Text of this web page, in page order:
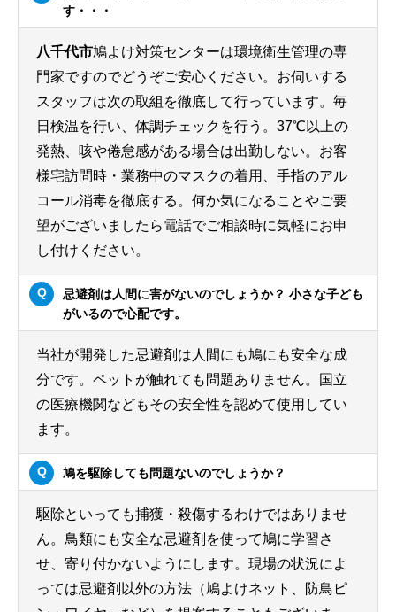
す・・・
八千代市鳩よけ対策センターは環境衛生管理の専
門家ですのでどうぞご安心ください。お伺いする
スタッフは次の取組を徹底して行っています。毎
日検温を行い、体調チェックを行う。37℃以上の
発熱、咳や倦怠感がある場合は出勤しない。お客
様宅訪問時・業務中のマスクの着用、手指のアル
コール消毒を徹底する。何か気になることやご要
望がございましたら電話でご相談時に気軽にお申
し付けください。
忌避剤は人間に害がないのでしょうか？ 小さな子ども
がいるので心配です。
当社が開発した忌避剤は人間にも鳩にも安全な成
分です。ペットが触れても問題ありません。国立
の医療機関などもその安全性を認めて使用してい
ます。
鳩を駆除しても問題ないのでしょうか？
駆除といっても捕獲・殺傷するわけではありませ
ん。鳥類にも安全な忌避剤を使って鳩に学習さ
せ、寄り付かないようにします。現場の状況によ
っては忌避剤以外の方法（鳩よけネット、防鳥ピ